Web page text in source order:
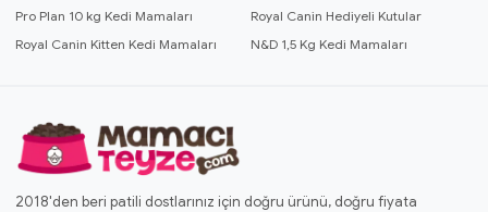
Pro Plan 10 kg Kedi Mamaları
Royal Canin Hediyeli Kutular
Royal Canin Kitten Kedi Mamaları
N&D 1,5 Kg Kedi Mamaları
2018'den beri patili dostlarınız için doğru ürünü, doğru fiyata